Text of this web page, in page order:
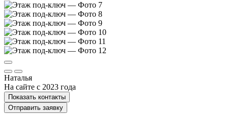
Наталья
На сайте с 2023 года
Показать контакты
Отправить заявку